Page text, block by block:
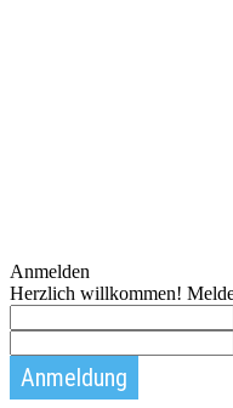
Anmelden
Herzlich willkommen!